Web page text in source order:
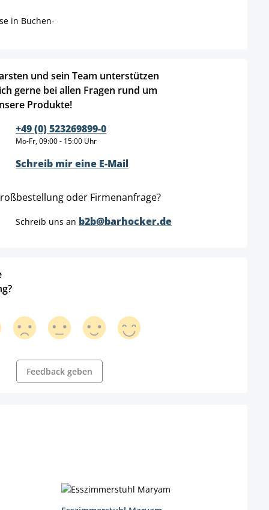
in Buchen-
und sein Team unterstützen
gerne bei allen Fragen rund um
Produkte!
+49 (0) 523269899-0
Mo-Fr, 09:00 - 15:00 Uhr
Schreib mir eine E-Mail
oder Firmenanfrage?
Schreib uns an b2b@barhocker.de
Feedback geben